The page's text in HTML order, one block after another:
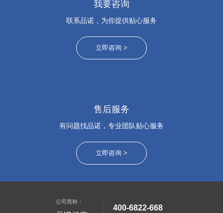
我要咨询
联系品诺，为你提供贴心服务
立即咨询 >
售后服务
有问题找品诺，专业团队贴心服务
立即咨询 >
公司简称：
400-6822-668